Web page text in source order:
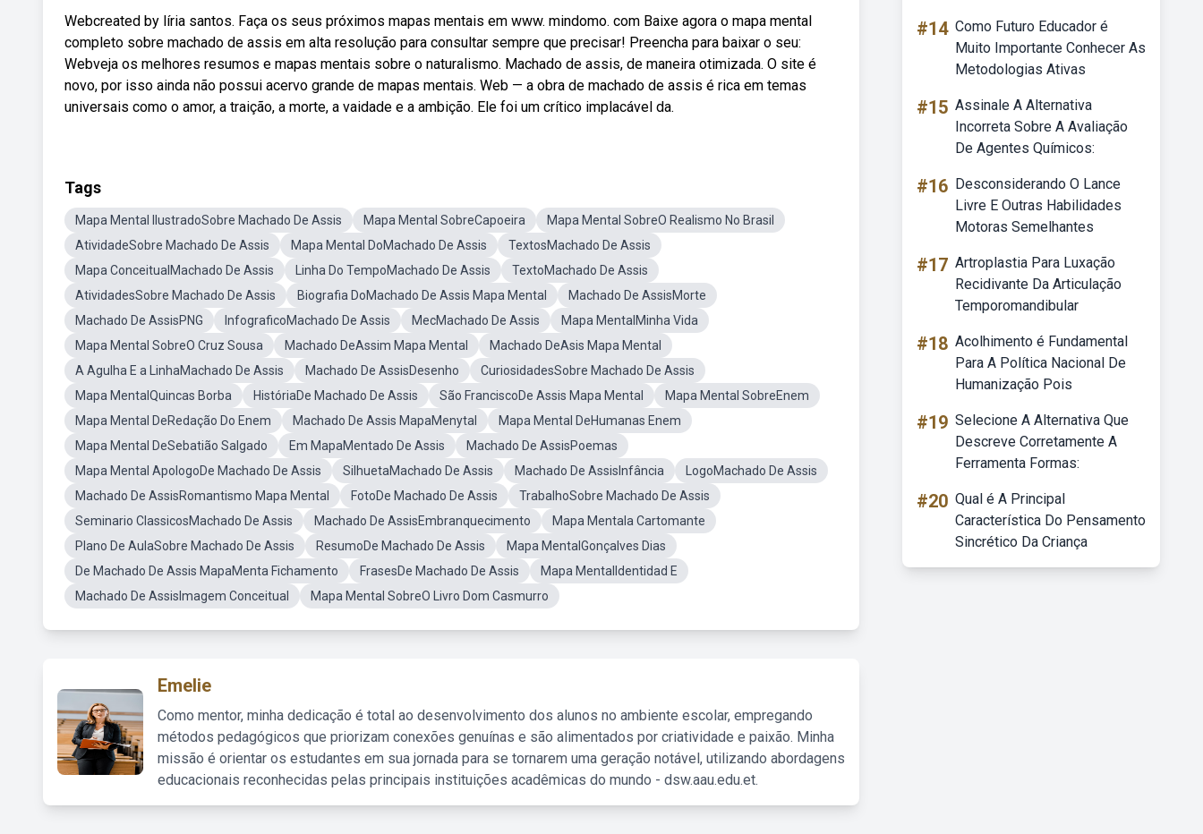
Webcreated by líria santos. Faça os seus próximos mapas mentais em www. mindomo. com Baixe agora o mapa mental
completo sobre machado de assis em alta resolução para consultar sempre que precisar! Preencha para baixar o seu:
Webveja os melhores resumos e mapas mentais sobre o naturalismo. Machado de assis, de maneira otimizada. O site é
novo, por isso ainda não possui acervo grande de mapas mentais. Web — a obra de machado de assis é rica em temas
universais como o amor, a traição, a morte, a vaidade e a ambição. Ele foi um crítico implacável da.
Tags
Mapa Mental IlustradoSobre Machado De Assis Mapa Mental SobreCapoeira
Mapa Mental SobreO Realismo No Brasil
AtividadeSobre Machado De Assis
Mapa Mental DoMachado De Assis
TextosMachado De Assis
Mapa ConceitualMachado De Assis
Linha Do TempoMachado De Assis
TextoMachado De Assis
AtividadesSobre Machado De Assis
Biografia DoMachado De Assis Mapa Mental
Machado De AssisMorte
Machado De AssisPNG
InfograficoMachado De Assis MecMachado De Assis
Mapa MentalMinha Vida
Mapa Mental SobreO Cruz Sousa
Machado DeAssim Mapa Mental
Machado DeAsis Mapa Mental
A Agulha E a LinhaMachado De Assis
Machado De AssisDesenho
CuriosidadesSobre Machado De Assis
Mapa MentalQuincas Borba
HistóriaDe Machado De Assis São FranciscoDe Assis Mapa Mental
Mapa Mental SobreEnem
Mapa Mental DeRedação Do Enem
Machado De Assis MapaMenytal
Mapa Mental DeHumanas Enem
Mapa Mental DeSebatião Salgado
Em MapaMentado De Assis
Machado De AssisPoemas
Mapa Mental ApologoDe Machado De Assis
SilhuetaMachado De Assis Machado De AssisInfância
LogoMachado De Assis
Machado De AssisRomantismo Mapa Mental
FotoDe Machado De Assis
TrabalhoSobre Machado De Assis
Seminario ClassicosMachado De Assis
Machado De AssisEmbranquecimento
Mapa Mentala Cartomante
Plano De AulaSobre Machado De Assis
ResumoDe Machado De Assis
Mapa MentalGonçalves Dias
De Machado De Assis MapaMenta Fichamento
FrasesDe Machado De Assis
Mapa MentalIdentidad E
Machado De AssisImagem Conceitual
Mapa Mental SobreO Livro Dom Casmurro
Emelie
Como mentor, minha dedicação é total ao desenvolvimento dos alunos no ambiente escolar, empregando
métodos pedagógicos que priorizam conexões genuínas e são alimentados por criatividade e paixão. Minha
missão é orientar os estudantes em sua jornada para se tornarem uma geração notável, utilizando abordagens
educacionais reconhecidas pelas principais instituições acadêmicas do mundo - dsw.aau.edu.et.
#14 Como Futuro Educador é
Muito Importante Conhecer As
Metodologias Ativas
#15 Assinale A Alternativa
Incorreta Sobre A Avaliação
De Agentes Químicos:
#16 Desconsiderando O Lance
Livre E Outras Habilidades
Motoras Semelhantes
#17 Artroplastia Para Luxação
Recidivante Da Articulação
Temporomandibular
#18 Acolhimento é Fundamental
Para A Política Nacional De
Humanização Pois
#19 Selecione A Alternativa Que
Descreve Corretamente A
Ferramenta Formas:
#20 Qual é A Principal
Característica Do Pensamento
Sincrético Da Criança